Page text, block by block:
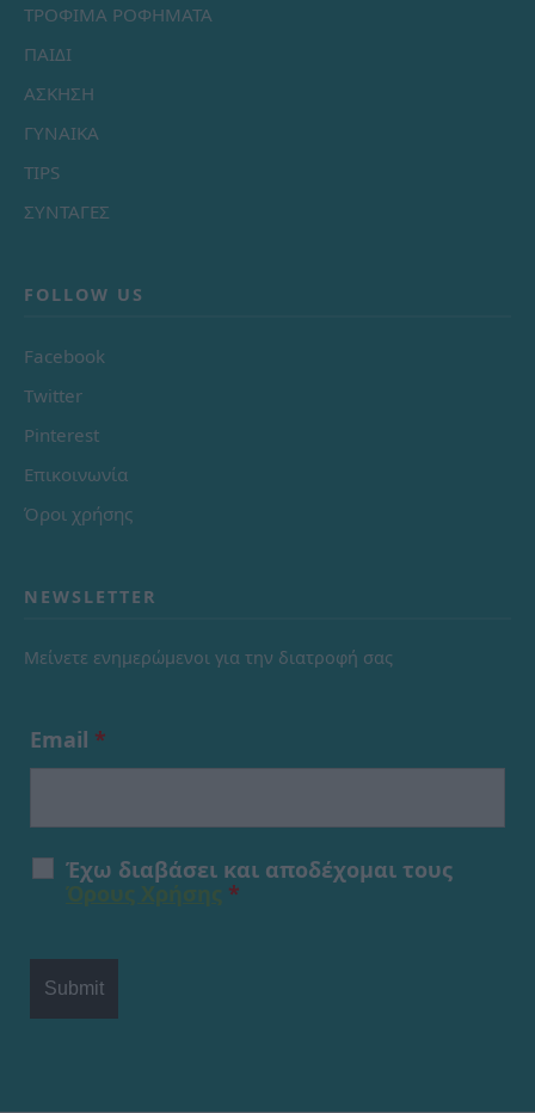
ΤΡΟΦΙΜΑ ΡΟΦΗΜΑΤΑ
ΠΑΙΔΙ
ΑΣΚΗΣΗ
ΓΥΝΑΙΚΑ
TIPS
ΣΥΝΤΑΓΕΣ
FOLLOW US
Facebook
Twitter
Pinterest
Επικοινωνία
Όροι χρήσης
NEWSLETTER
Μείνετε ενημερώμενοι για την διατροφή σας
Email *
Έχω διαβάσει και αποδέχομαι τους
*